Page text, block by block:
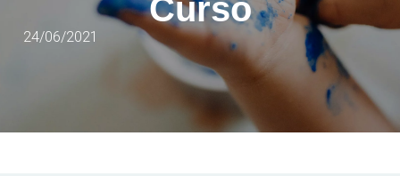
Curso
24/06/2021